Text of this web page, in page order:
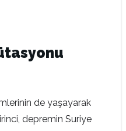
de yaşayarak
depremin Suriye